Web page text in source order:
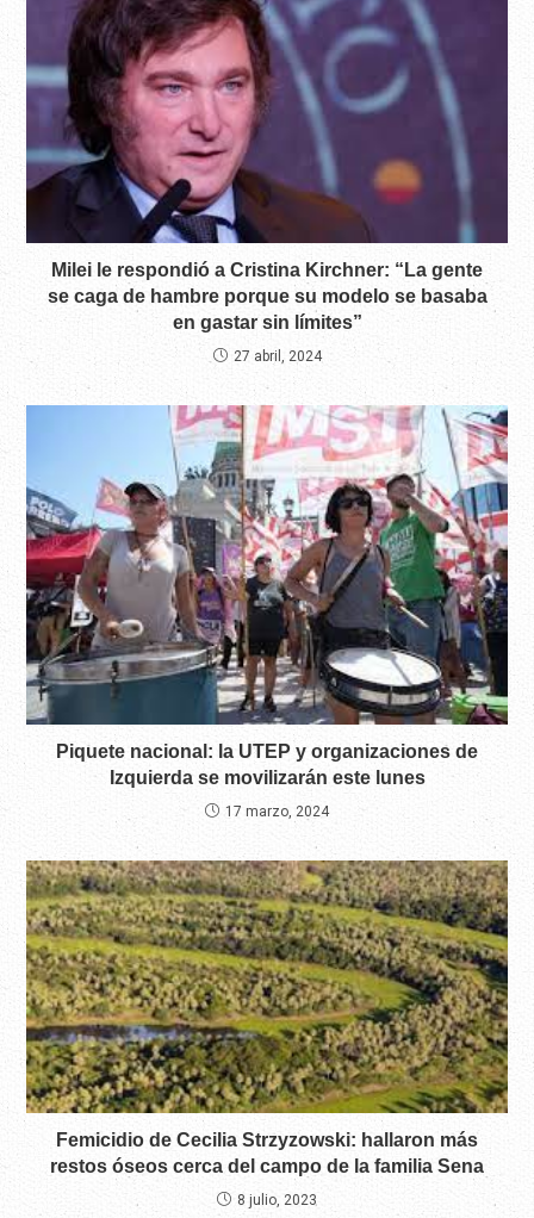
Milei le respondió a Cristina Kirchner: “La gente
se caga de hambre porque su modelo se basaba
en gastar sin límites”
27 abril, 2024
Piquete nacional: la UTEP y organizaciones de
Izquierda se movilizarán este lunes
17 marzo, 2024
Femicidio de Cecilia Strzyzowski: hallaron más
restos óseos cerca del campo de la familia Sena
8 julio, 2023